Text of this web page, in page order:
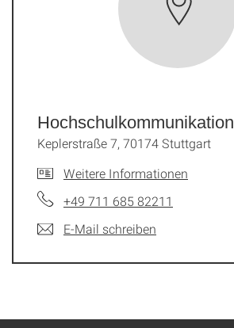
Hochschul­kommunikation
Keplerstraße 7, 70174 Stuttgart
Weitere Informationen
+49 711 685 82211
E-Mail schreiben